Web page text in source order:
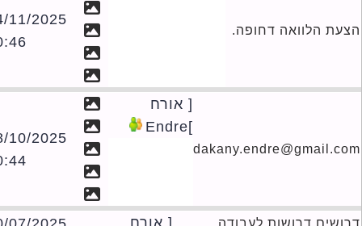
הלוואה דחופה.
24/11/2025
10:46
[ אורח
18/10/2025
00:44
דרושות לעבודה
[ אורח